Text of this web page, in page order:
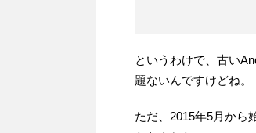
というわけで、古い
題ないんですけどね。
ただ、2015年5月から